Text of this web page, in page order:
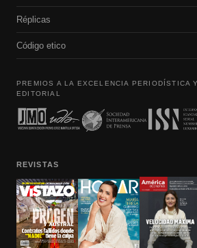
Réplicas
Código etico
PREMIOS A LA EXCELENCIA PERIODÍSTICA
EDITORIAL
REVISTAS